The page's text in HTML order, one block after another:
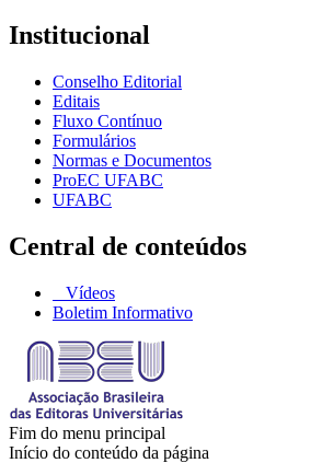
Institucional
Conselho Editorial
Editais
Fluxo Contínuo
Formulários
Normas e Documentos
ProEC UFABC
UFABC
Central de conteúdos
Vídeos
Boletim Informativo
Fim do menu principal
Início do conteúdo da página